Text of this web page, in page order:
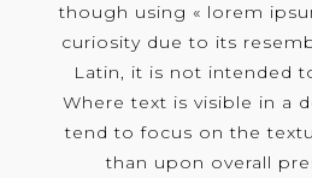
though using « lorem
curiosity due to its
Latin, it is not intended
Where text is visible in a
tend to focus on the
than upon overall